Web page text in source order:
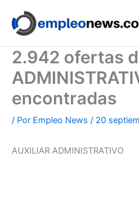
contenido
2.942 ofertas
encontradas
/ Por Empleo News / 20
AUXILIAR ADMINISTRATIVO